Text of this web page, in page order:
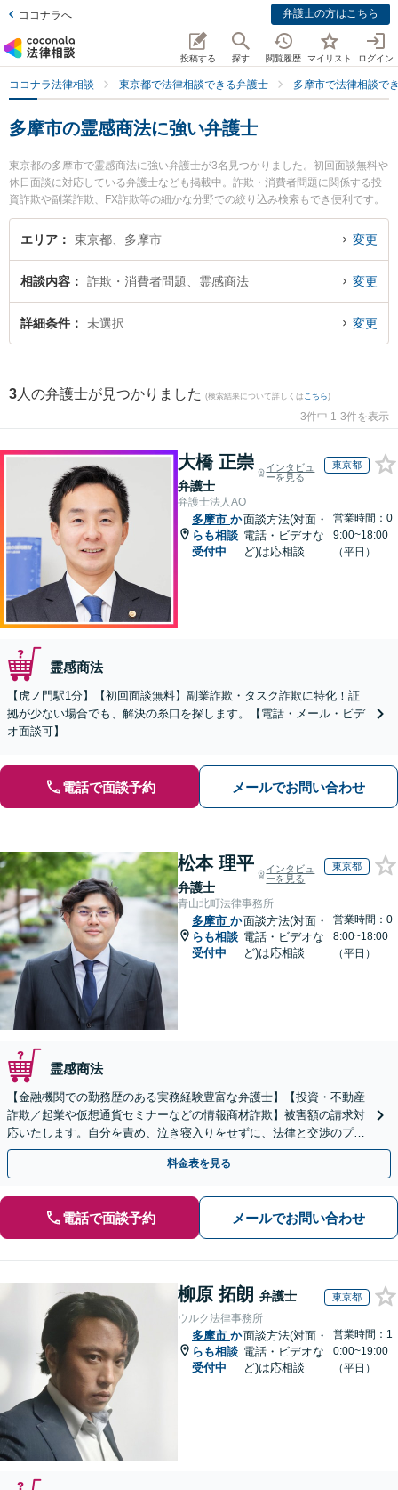
ココナラへ 弁護士の方はこちら
投稿する 探す 閲覧履歴 マイリスト ログイン
ココナラ法律相談 東京都で法律相談できる弁護士 多摩市で法律相談で
多摩市の霊感商法に強い弁護士
東京都の多摩市で霊感商法に強い弁護士が3名見つかりました。初回面談無料や
休日面談に対応している弁護士なども掲載中。詐欺・消費者問題に関係する投
資詐欺や副業詐欺、FX詐欺等の細かな分野での絞り込み検索もでき便利です。
特に古林法律事務所の古林 弘行弁護士や村田・西山法律事務所の村田 望弁護
士、多摩オリエンタル法律事務所の馬場 賢太郎弁護士のプロフィール情報や弁
の実績豊富な近くの弁護士を検索したい』『初回相談無料で霊感商法を法律相
談できる多摩市内の弁護士に相談予約したい』などでお困りの相談者さんにお
すすめです。
エリア 東京都、多摩市 変更
相談内容 詐欺・消費者問題、霊感商法 変更
詳細条件 未選択 変更
3 人の弁護士が見つかりました (検索結果について詳しくは こちら)
3件中 1-3件を表示
大橋 正崇
弁護士
インタビュ
ーを見る
東京都
弁護士法人AO
多摩市 か
らも相談
受付中
面談方法(対面・
電話・ビデオな
ど)は応相談
営業時間：0
9:00~18:00
（平日）
霊感商法
【虎ノ門駅1分】【初回面談無料】副業詐欺・タスク詐欺に特化！証
拠が少ない場合でも、解決の糸口を探します。【電話・メール・ビデ
オ面談可】
電話で面談予約 メールでお問い合わせ
松本 理平
弁護士
インタビュ
ーを見る
東京都
青山北町法律事務所
多摩市 か
らも相談
受付中
面談方法(対面・
電話・ビデオな
ど)は応相談
営業時間：0
8:00~18:00
（平日）
霊感商法
【金融機関での勤務歴のある実務経験豊富な弁護士】【投資・不動産
詐欺／起業や仮想通貨セミナーなどの情報商材詐欺】被害額の請求対
応いたします。自分を責め、泣き寝入りをせずに、法律と交渉のプロ
にまずはご相談ください。【表参道駅から徒歩3分】
料金表を見る
電話で面談予約 メールでお問い合わせ
柳原 拓朗 弁護士 東京都
ウルク法律事務所
多摩市 か
らも相談
受付中
面談方法(対面・
電話・ビデオな
ど)は応相談
営業時間：1
0:00~19:00
（平日）